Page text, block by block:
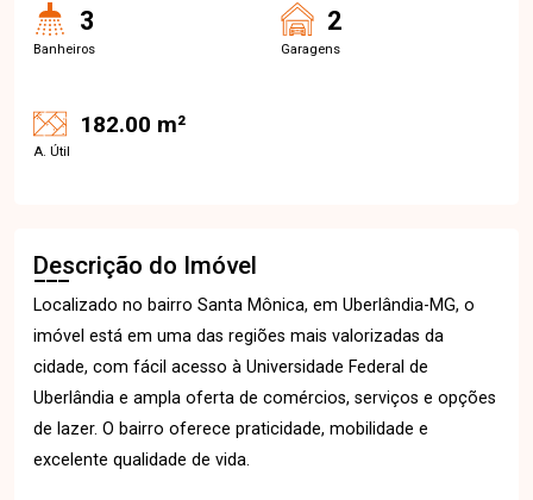
3
Banheiros
2
Garagens
182.00 m²
A. Útil
Descrição do Imóvel
Localizado no bairro Santa Mônica, em Uberlândia-MG, o
imóvel está em uma das regiões mais valorizadas da
cidade, com fácil acesso à Universidade Federal de
Uberlândia e ampla oferta de comércios, serviços e opções
de lazer. O bairro oferece praticidade, mobilidade e
excelente qualidade de vida.